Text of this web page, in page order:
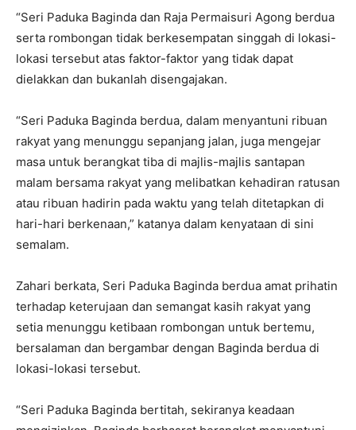
“Seri Paduka Baginda dan Raja Permaisuri Agong berdua
serta rombongan tidak berkesempatan singgah di lokasi-
lokasi tersebut atas faktor-faktor yang tidak dapat
dielakkan dan bukanlah disengajakan.
“Seri Paduka Baginda berdua, dalam menyantuni ribuan
rakyat yang menunggu sepanjang jalan, juga mengejar
masa untuk berangkat tiba di majlis-majlis santapan
malam bersama rakyat yang melibatkan kehadiran ratusan
atau ribuan hadirin pada waktu yang telah ditetapkan di
hari-hari berkenaan,” katanya dalam kenyataan di sini
semalam.
Zahari berkata, Seri Paduka Baginda berdua amat prihatin
terhadap keterujaan dan semangat kasih rakyat yang
setia menunggu ketibaan rombongan untuk bertemu,
bersalaman dan bergambar dengan Baginda berdua di
lokasi-lokasi tersebut.
“Seri Paduka Baginda bertitah, sekiranya keadaan